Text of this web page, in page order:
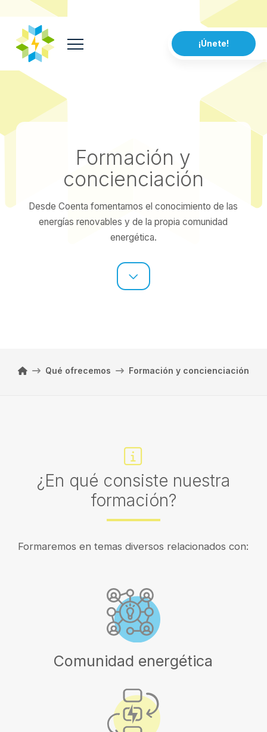
¡Únete!
Formación y
concienciación
Desde Coenta fomentamos el conocimiento de las
energías renovables y de la propia comunidad
energética.
HomeQué ofrecemos Formación y concienciación
¿En qué consiste nuestra
formación?
Formaremos en temas diversos relacionados con:
Comunidad energética